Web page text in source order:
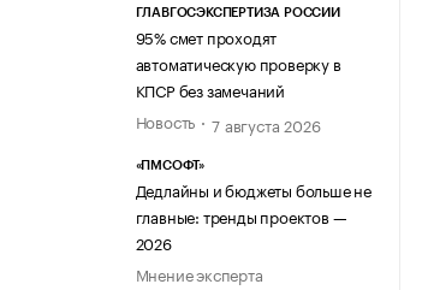
ГЛАВГОСЭКСПЕРТИЗА РОССИИ
95% смет проходят
автоматическую проверку в
КПСР без замечаний
Новость
7 августа 2026
«ПМСОФТ»
Дедлайны и бюджеты больше не
главные: тренды проектов —
2026
Мнение эксперта